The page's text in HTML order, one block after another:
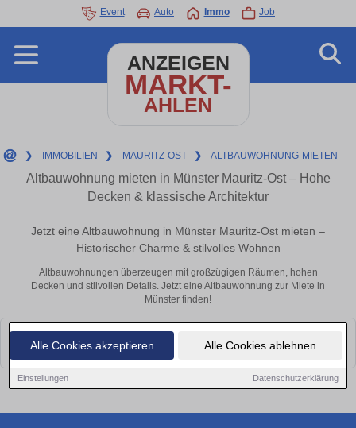
Alle Cookies akzeptieren Alle Cookies ablehnen
Einstellungen Datenschutzerklärung
Event Auto Immo Job
ANZEIGEN
MARKT-
AHLEN
❯ IMMOBILIEN ❯ MAURITZ-OST ❯ ALTBAUWOHNUNG-MIETEN
Altbauwohnung mieten in Münster Mauritz-Ost – Hohe
Decken & klassische Architektur
Jetzt eine Altbauwohnung in Münster Mauritz-Ost mieten –
Historischer Charme & stilvolles Wohnen
Altbauwohnungen überzeugen mit großzügigen Räumen, hohen
Decken und stilvollen Details. Jetzt eine Altbauwohnung zur Miete in
Münster finden!
Leider konnten wir derzeit keine passenden Objekte finden. Schauen Sie
bald wieder vorbei!